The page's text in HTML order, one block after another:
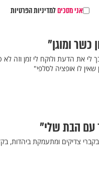
אני מסכיםלמדיניות הפרטיות
ומוגן"
לי את הדעת ולוקח לי זמן וזה לא
לו אופציה לסלפי"
עם הבת שלי"
צדיקים ומתעמקת ביהדות,